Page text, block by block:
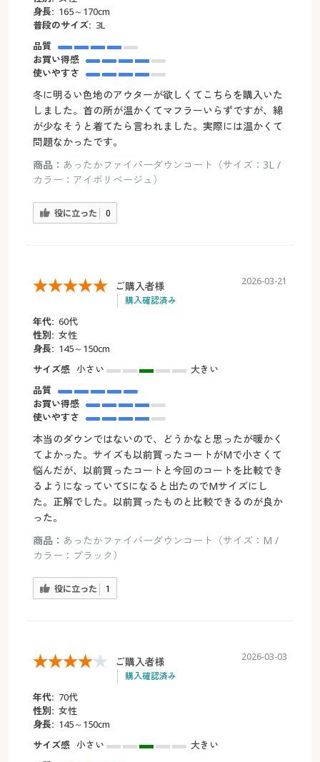
身長: 165～170cm
普段のサイズ: 3L
品質
お買い得感
使いやすさ
冬に明るい色地のアウターが欲しくてこちらを購入いた
しました。首の所が温かくてマフラーいらずですが、綿
が少なそうと着てたら言われました。実際には温かくて
問題なかったです。
商品： あったかファイバーダウンコート（サイズ：3L /
カラー：アイボリベージュ）
役に立った 0
ご購入者様
購入確認済み
2026-03-21
年代: 60代
性別: 女性
身長: 145～150cm
サイズ感 小さい
大きい
品質
お買い得感
使いやすさ
本当のダウンではないので、どうかなと思ったが暖かく
てよかった。サイズも以前買ったコートがMで小さくて
悩んだが、以前買ったコートと今回のコートを比較でき
るようになっていてSになると出たのでMサイズにし
た。正解でした。以前買ったものと比較できるのが良か
った。
商品： あったかファイバーダウンコート（サイズ：M /
カラー：ブラック）
役に立った 1
ご購入者様
購入確認済み
2026-03-03
年代: 70代
性別: 女性
身長: 145～150cm
サイズ感 小さい
大きい